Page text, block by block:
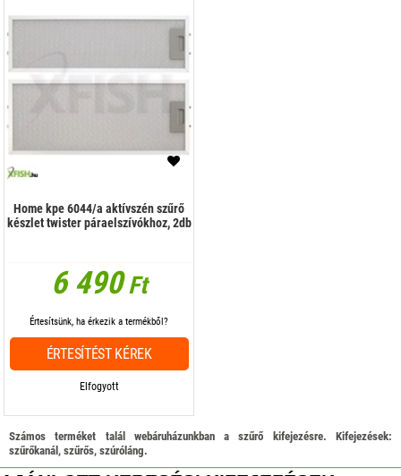
Home kpe 6044/a aktívszén szűrő
készlet twister páraelszívókhoz, 2db
6 490Ft
Elfogyott
Értesítsünk, ha érkezik a termékből?
ÉRTESÍTÉST KÉREK
Számos terméket talál webáruházunkban a szűrő kifejezésre. Kifejezések:
szűrőkanál, szűrős, szúróláng.